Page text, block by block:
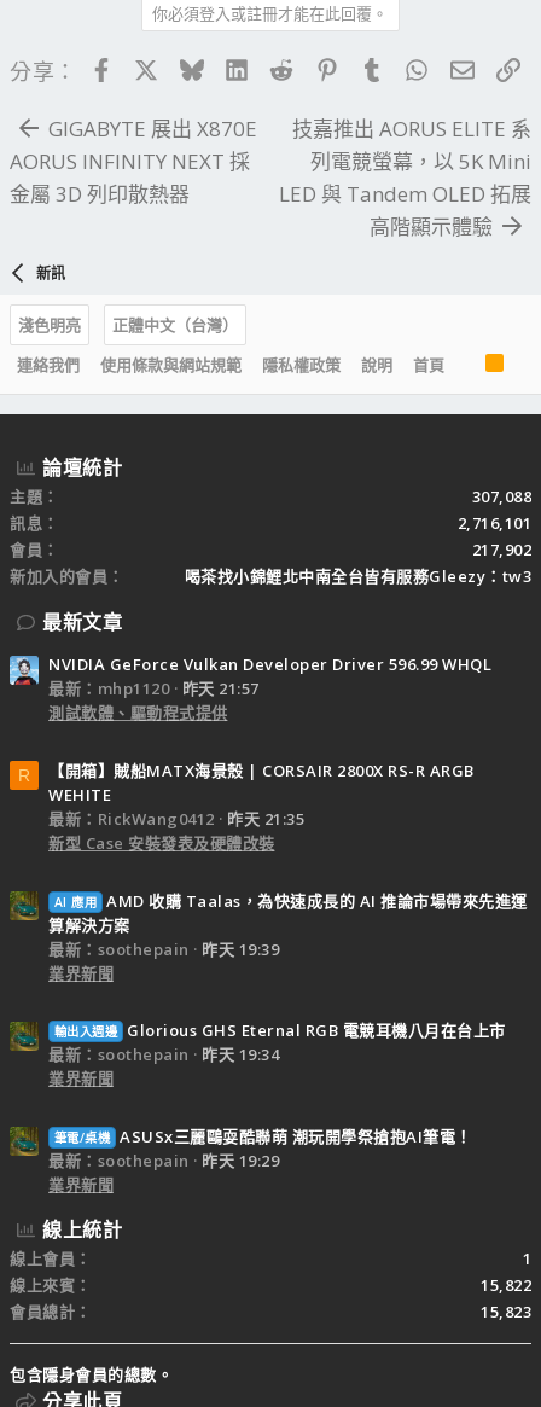
你必須登入或註冊才能在此回覆。
分享： FacebookBlueskyLinkedIn
Reddit PinterestTumblrWhatsApp
電子
GIGABYTE 展出 X870E
AORUS INFINITY NEXT 採
金屬 3D 列印散熱器
技嘉推出 AORUS ELITE 系
列電競螢幕，以 5K Mini
LED 與 Tandem OLED 拓展
高階顯示體驗
新訊
淺色明亮
正體中文（台灣）
連絡我們
使用條款與網站規範 隱私權政策 說明 首頁
R
S
S
論壇統計
主題
307,088
訊息
2,716,101
會員
217,902
新加入的會員
喝茶找小錦鯉北中南全台皆有服務Gleezy：tw3
最新文章
NVIDIA GeForce Vulkan Developer Driver 596.99 WHQL
最新：mhp1120
昨天 21:57
測試軟體、驅動程式提供
R
【開箱】賊船MATX海景殼 | CORSAIR 2800X RS-R ARGB
WEHITE
最新：RickWang0412
昨天 21:35
新型 Case 安裝發表及硬體改裝
AI 應用 AMD 收購 Taalas，為快速成長的 AI 推論市場帶來先進運
算解決方案
最新：soothepain
昨天 19:39
業界新聞
輸出入週邊
Glorious GHS Eternal RGB 電競耳機八月在台上市
最新：soothepain
昨天 19:34
業界新聞
筆電/桌機 ASUSx三麗鷗耍酷聯萌 潮玩開學祭搶抱AI筆電！
最新：soothepain
昨天 19:29
業界新聞
線上統計
線上會員
1
線上來賓
15,822
會員總計
15,823
包含隱身會員的總數。
分享此頁